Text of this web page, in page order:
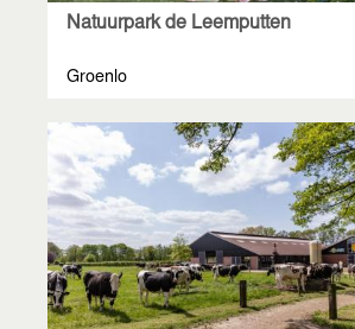
Natuurpark de Leemputten
Groenlo